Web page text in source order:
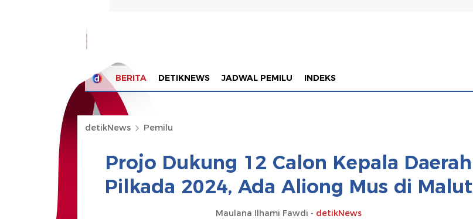
BERITA DETIKNEWS JADWAL PEMILU INDEKS
detikNews Pemilu
Projo Dukung 12 Calon Kepala Daerah
Pilkada 2024, Ada Aliong Mus di Malut
Maulana Ilhami Fawdi - detikNews